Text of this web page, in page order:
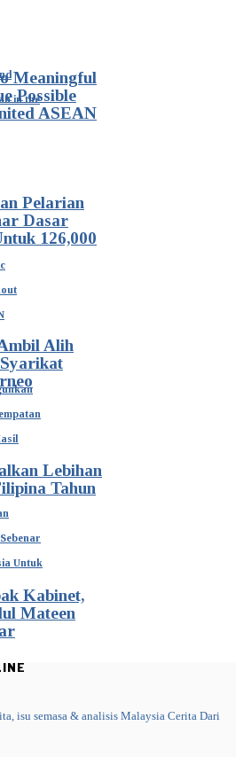
in the
Untuk
Meaningful
Possible
ASEAN
Pelarian
Dasar
126,000
Alih
Lebihan
Tahun
Kabinet,
Mateen
isu semasa & analisis Malaysia Cerita Dari